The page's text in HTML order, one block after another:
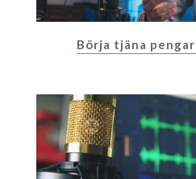
Börja tjäna